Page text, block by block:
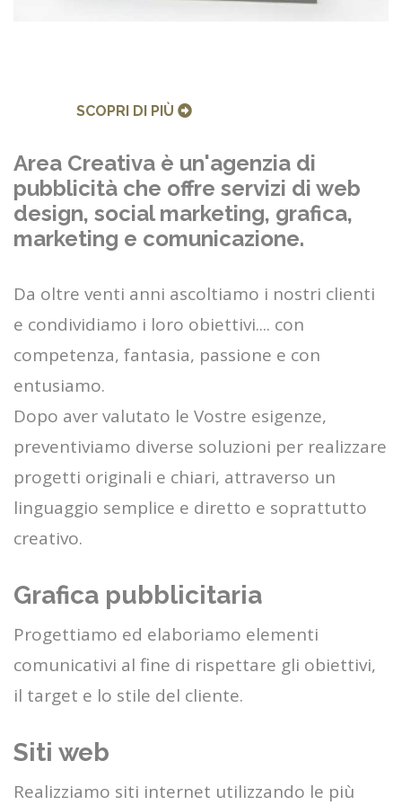
SCOPRI DI PIÙ
Area Creativa è un'agenzia di
pubblicità che offre servizi di web
design, social marketing, grafica,
marketing e comunicazione.
Da oltre venti anni ascoltiamo i nostri clienti
e condividiamo i loro obiettivi.... con
competenza, fantasia, passione e con
entusiamo.
Dopo aver valutato le Vostre esigenze,
preventiviamo diverse soluzioni per realizzare
progetti originali e chiari, attraverso un
linguaggio semplice e diretto e soprattutto
creativo.
Grafica pubblicitaria
Progettiamo ed elaboriamo elementi
comunicativi al fine di rispettare gli obiettivi,
il target e lo stile del cliente.
Siti web
Realizziamo siti internet utilizzando le più